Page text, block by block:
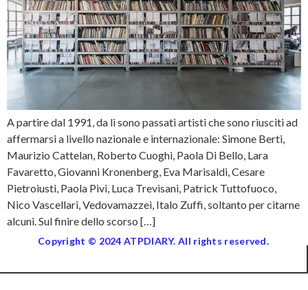
A partire dal 1991, da lì sono passati artisti che sono riusciti ad
affermarsi a livello nazionale e internazionale: Simone Berti,
Maurizio Cattelan, Roberto Cuoghi, Paola Di Bello, Lara
Favaretto, Giovanni Kronenberg, Eva Marisaldi, Cesare
Pietroiusti, Paola Pivi, Luca Trevisani, Patrick Tuttofuoco,
Nico Vascellari, Vedovamazzei, Italo Zuffi, soltanto per citarne
alcuni. Sul finire dello scorso […]
Copyright © 2024 ATPDIARY. All rights reserved.